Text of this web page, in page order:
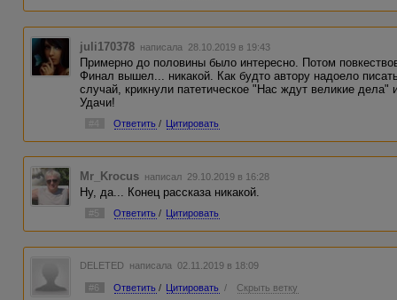
juli170378 написала 28.10.2019 в 19:43
Примерно до половины было интересно. Потом
Финал вышел... никакой. Как будто автору надоело
случай, крикнули патетическое "Нас ждут великие дела"
Удачи!
Ответить / Цитировать
Mr_Krocus написал 29.10.2019 в 16:28
Ну, да... Конец рассказа никакой.
#5 Ответить / Цитировать
DELETED написала 02.11.2019 в 18:09
#6 Ответить / Цитировать / Скрыть ветку